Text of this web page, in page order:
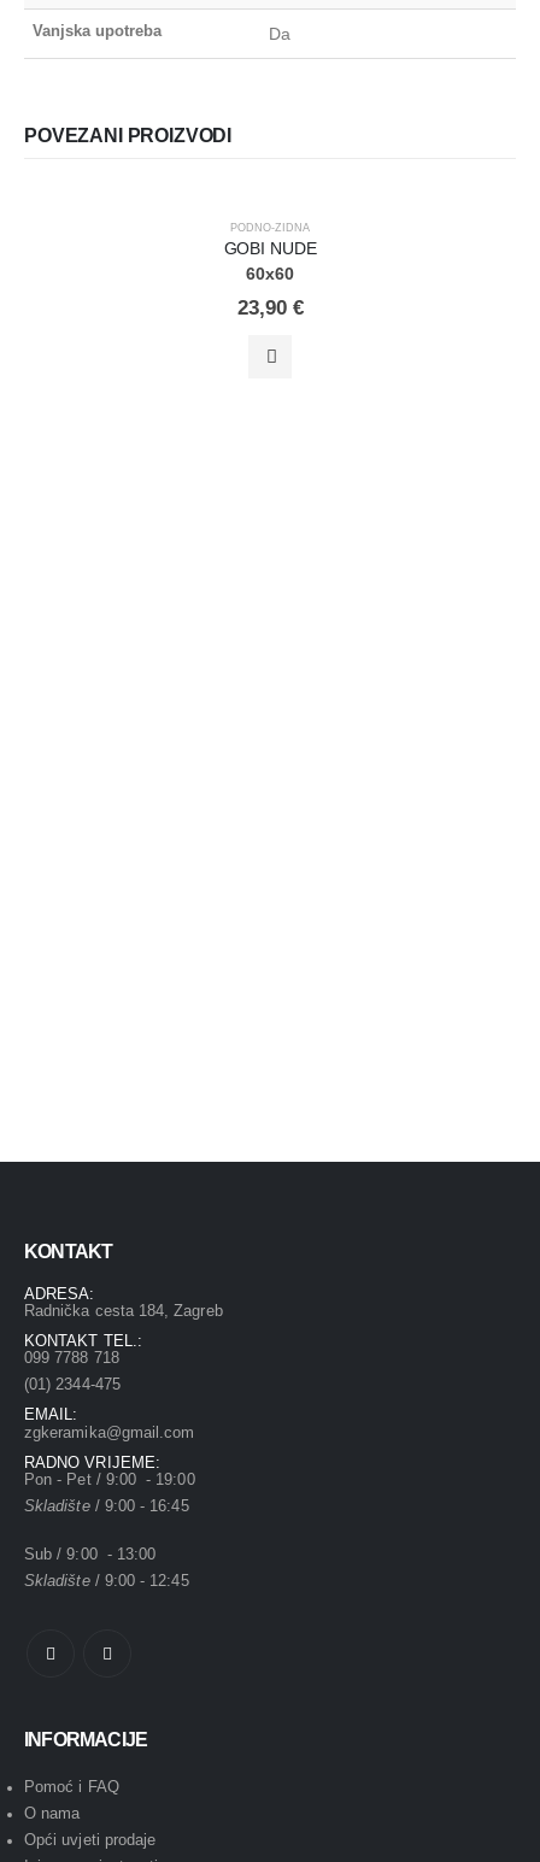
Vanjska upotreba Da
POVEZANI PROIZVODI
PODNO-ZIDNA
GOBI NUDE
60x60
23,90 €
KONTAKT
ADRESA:
Radnička cesta 184, Zagreb
KONTAKT TEL.:
099 7788 718
(01) 2344-475
EMAIL:
zgkeramika@gmail.com
RADNO VRIJEME:
Pon - Pet / 9:00 - 19:00
Skladište/ 9:00 - 16:45
Sub / 9:00 - 13:00
Skladište/ 9:00 - 12:45
INFORMACIJE
Pomoć i FAQ
O nama
Opći uvjeti prodaje